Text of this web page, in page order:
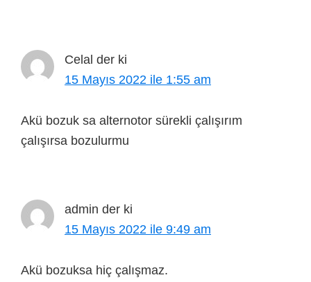
Celal der ki
15 Mayıs 2022 ile 1:55 am
Akü bozuk sa alternotor sürekli çalışırım
çalışırsa bozulurmu
admin der ki
15 Mayıs 2022 ile 9:49 am
Akü bozuksa hiç çalışmaz.